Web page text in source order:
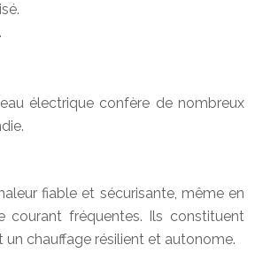
électrique confère de nombreux
fiable et sécurisante, même en
courant fréquentes. Ils constituent
un chauffage résilient et autonome.